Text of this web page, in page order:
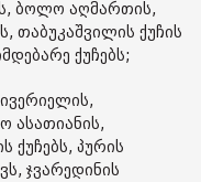
ბოლო აღმართის,
თაბუკაშვილის ქუჩის
ქუჩებს;
ასათიანის,
ქუჩებს, პურის
ჯვარედინის